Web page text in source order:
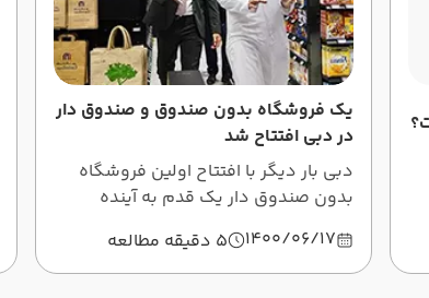
یک فروشگاه بدون صندوق و صندوق دار
در دبی افتتاح شد
دبی بار دیگر با افتتاح اولین فروشگاه
بدون صندوق دار یک قدم به آینده
نزدیک تر شد. این فروشگاهی که در
موردش صحبت می کنیم، هیچ گونه
صندوق و صندوق داری ندارد و واضح تر
1400/06/17 5 دقیقه مطالعه